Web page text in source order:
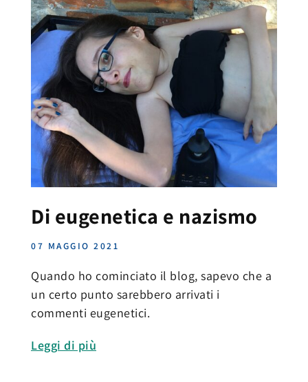
Di eugenetica e nazismo
07 MAGGIO 2021
Quando ho cominciato il blog, sapevo che a
un certo punto sarebbero arrivati i
commenti eugenetici.
Leggi di più